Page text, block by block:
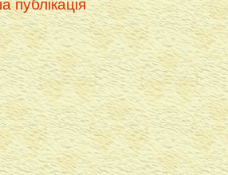
публікація